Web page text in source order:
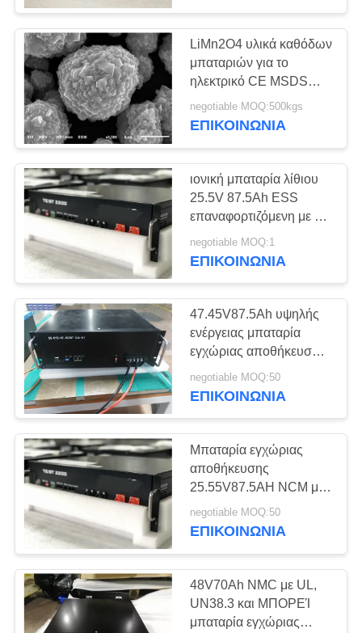
ΠΟΙΟΤΙΚΌΣ
ΈΛΕΓΧΟΣ
ΜΑΣ
ΕΛΆΤΕ
ΣΕ
ΕΠΑΦΉ
ΜΕ
ΖΗΤΉΣΤΕ
ΈΝΑ
ΑΠΌΣΠΑΣΜΑ
SITEMAP
ΠΟΛΙΤΙΚΉ
ΑΠΟΡΡΉΤΟΥ
LiMn2O4 υλικά καθόδων
μπαταριών για το
ηλεκτρικό CE MSDS
ΠΟΝΙ πακέτων
μπαταριών ποδηλάτων
negotiable MOQ:500kgs
ΕΠΙΚΟΙΝΩΝΊΑ
ιονική μπαταρία λίθιου
25.5V 87.5Ah ESS
επαναφορτιζόμενη με 5
έτη εξουσιοδότησης
negotiable MOQ:1
ΕΠΙΚΟΙΝΩΝΊΑ
47.45V87.5Ah υψηλής
ενέργειας μπαταρία
εγχώριας αποθήκευσης
πυκνότητας με την
εξουσιοδότηση ετών 5-
negotiable MOQ:50
ΕΠΙΚΟΙΝΩΝΊΑ
Μπαταρία εγχώριας
αποθήκευσης
25.55V87.5AH NCM με
την υψηλής ενέργειας
πυκνότητα και
negotiable MOQ:50
ΕΠΙΚΟΙΝΩΝΊΑ
48V70Ah NMC με UL,
UN38.3 και ΜΠΟΡΕΊ
μπαταρία εγχώριας